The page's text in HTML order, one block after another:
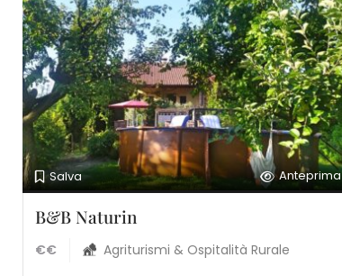
Salva Anteprima
B&B Naturin
€€ Agriturismi & Ospitalità Rurale